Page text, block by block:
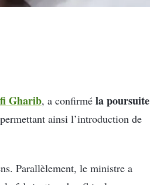
Gharib, a confirmé la poursuite
ainsi l’introduction de
Parallèlement, le ministre a